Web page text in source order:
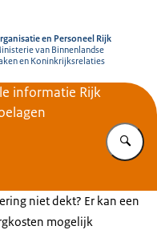
en Personeel Rijk
van Binnenlandse
en Koninkrijksrelaties
informatie Rijk
niet dekt? Er kan een
mogelijk